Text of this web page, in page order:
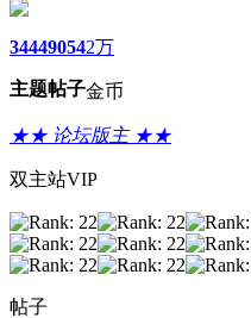
3444
主题
9054
帖子
2万
金币
★★ 论坛版主 ★★
双主站VIP
帖子